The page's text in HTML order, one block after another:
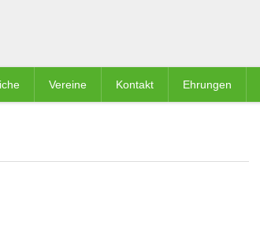
Vereine Kontakt Ehrungen